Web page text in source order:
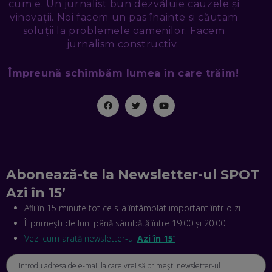
SEAMA CĂ CINEVA ÎNCEARCĂ SĂ TE MANIPULEZE, ONLINE.
CE-AM ÎNVĂȚAT DIN EPISODUL GEORGESCU
EP. 46
LA JOB! CUM DEMONSTREZI ABILITĂȚI ȘI CÂȘTIGI PREMII
ANTONIO ENACHE, SENSE4FIT: CUM TE AJUTĂ
CRISTIAN GROZEA, BEEFAST: PREGĂTIM CEL MAI BUN
REVOLUȚIONA LIVRĂRILE RAPIDE, DIN ROMÂNIA PÂNĂ ÎN
ASIA
ANDREI NICOARĂ, EXPERT ÎN E-GUVERNARE: N-O SĂ NE
RESPECTĂM OBLIGAȚIILE EUROPENE, VOM AVEA
PROBLEME
cum e. Un jurnalist bun dezvăluie cauzele și
vinovații. Noi facem un pas înainte si căutam
soluții la problemele oamenilor. Facem
jurnalism constructiv.
Împreună schimbăm lumea în care trăim!
Abonează-te la Newsletter-ul SPOT
Azi în 15’
Afli în 15 minute tot ce s-a întâmplat important într-o zi
Îl primești de luni până sâmbătă între 19:00 și 20:00
Vezi cum arată newsletter-ul Azi în 15’